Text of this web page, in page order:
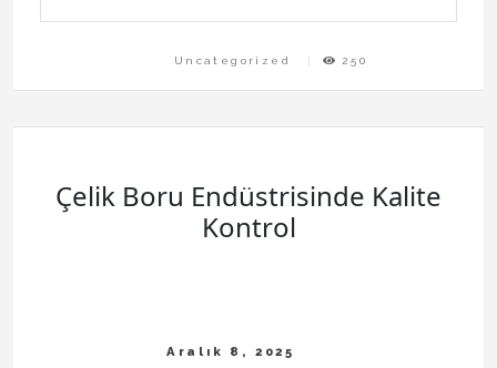
Uncategorized 250
Çelik Boru Endüstrisinde Kalite
Kontrol